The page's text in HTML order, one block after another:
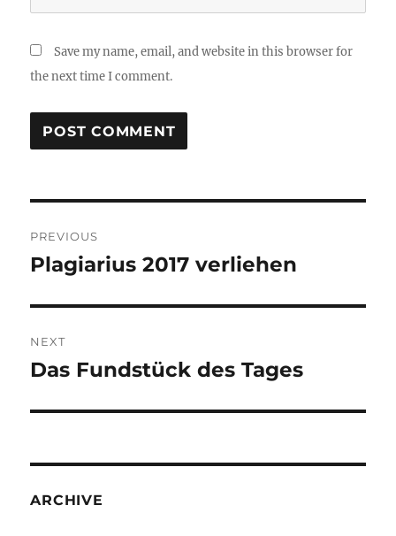
Save my name, email, and website in this browser for
the next time I comment.
navigation
PREVIOUS
Previous
Plagiarius 2017 verliehen
NEXT
Next
Das Fundstück des Tages
ARCHIVE